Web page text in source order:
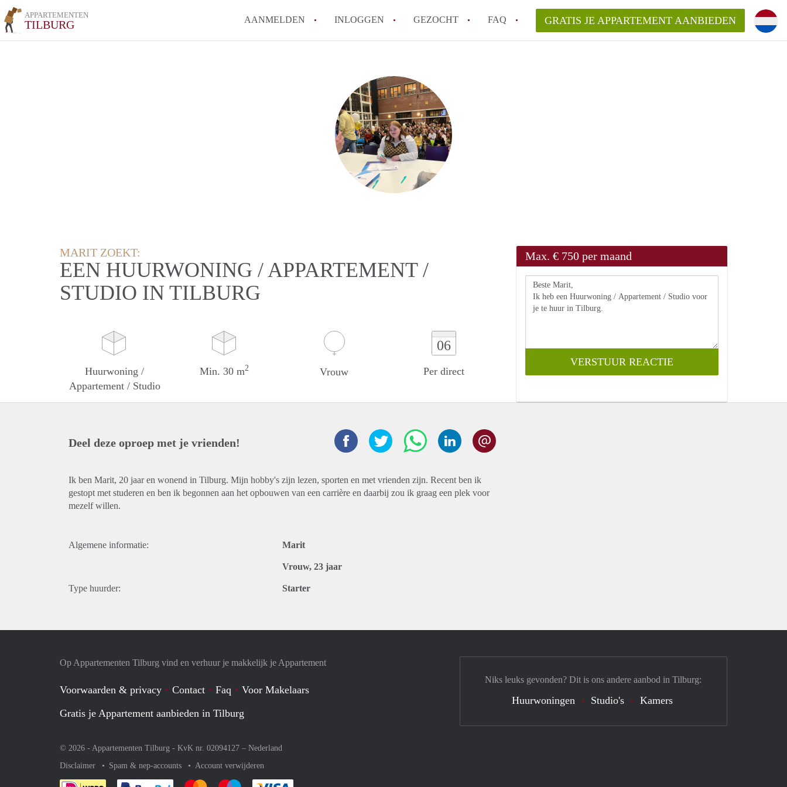
APPARTEMENTEN
TILBURG AANMELDEN INLOGGEN GEZOCHT FAQ
How to translate AppartementenTilburg!
Wat is AppartementenTilburg?
Hoeveel kost het om te reageren op een Appartement in Tilburg?
Wat is de privacyverklaring van AppartementenTilburg?
Berekent AppartementenTilburg
makelaarsvergoeding/bemiddelingsvergoeding?
Alle veelgestelde vragen
GRATIS JE APPARTEMENT AANBIEDEN
MARIT ZOEKT:
EEN HUURWONING / APPARTEMENT /
STUDIO IN TILBURG
Huurwoning /
Appartement / Studio
Min. 30 m2 Vrouw
06
Per direct
Max. € 750 per maand
Deel deze oproep met je vrienden!
Ik ben Marit, 20 jaar en wonend in Tilburg. Mijn hobby's zijn lezen, sporten en met vrienden zijn. Recent ben ik
gestopt met studeren en ben ik begonnen aan het opbouwen van een carrière en daarbij zou ik graag een plek voor
mezelf willen.
Algemene informatie: Marit
Vrouw, 23 jaar
Type huurder: Starter
Op Appartementen Tilburg vind en verhuur je makkelijk je Appartement
Voorwaarden & privacy Contact Faq
Voor Makelaars
Gratis je Appartement aanbieden in Tilburg
© 2026 - Appartementen Tilburg - KvK nr. 02094127 – Nederland
Disclaimer
Spam & nep-accounts Account verwijderen
Niks leuks gevonden? Dit is ons andere aanbod in Tilburg:
Huurwoningen Studio's Kamers